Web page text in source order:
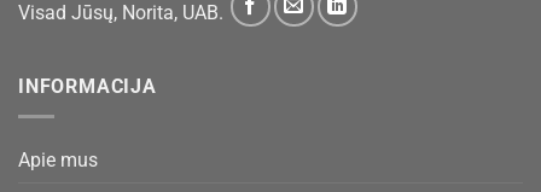
Visad Jūsų, Norita, UAB.
INFORMACIJA
Apie mus